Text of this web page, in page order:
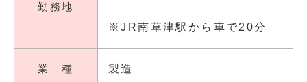
勤務地
※JR南草津駅から車で20分
業 種 製造